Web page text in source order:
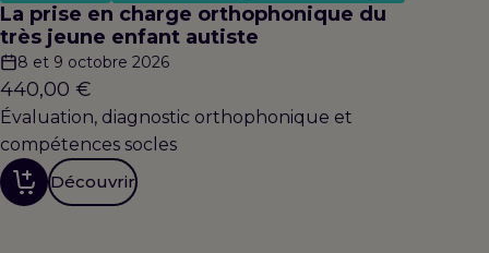
La prise en charge orthophonique du
très jeune enfant autiste
8 et 9 octobre 2026
440,00 €
Évaluation, diagnostic orthophonique et
compétences socles
Découvrir